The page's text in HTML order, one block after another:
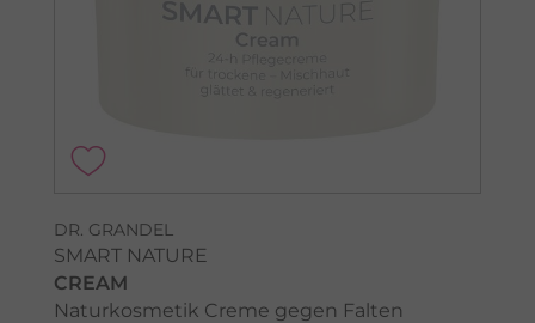
DR. GRANDEL
SMART NATURE
CREAM
Naturkosmetik Creme gegen Falten